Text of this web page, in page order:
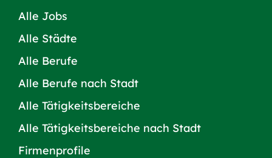
Alle Jobs
Alle Städte
Alle Berufe
Alle Berufe nach Stadt
Alle Tätigkeitsbereiche
Alle Tätigkeitsbereiche nach Stadt
Firmenprofile